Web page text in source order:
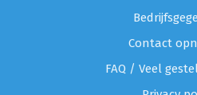
Contact
FAQ / Veel